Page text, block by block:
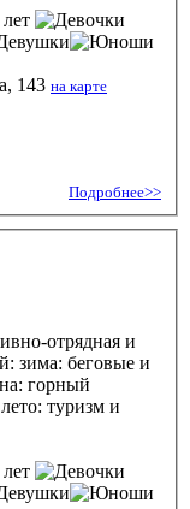
143 на карте
Подробнее>>
отрядная и
зима: беговые и
горный
туризм и